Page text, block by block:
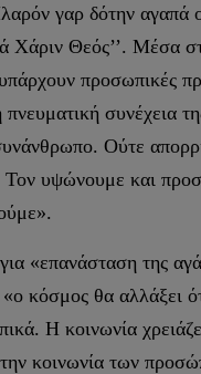
γαρ δότην αγαπά
Χάριν Θεός’’. Μέσα
προσωπικές
συνέχεια
Ούτε
υψώνουμε και
«επανάσταση της
κόσμος θα αλλάξει
Η κοινωνία
κοινωνία των